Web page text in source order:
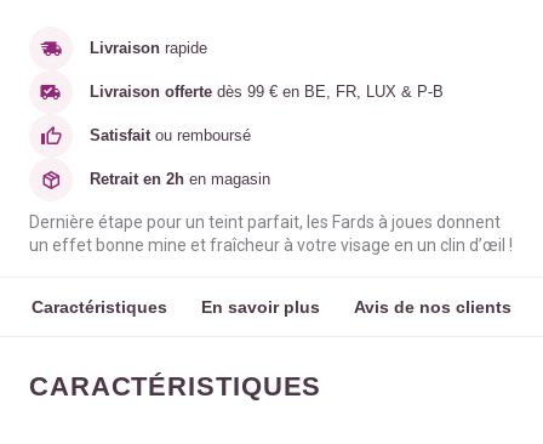
Livraison rapide
Livraison offerte dès 99 € en BE, FR, LUX & P-B
Satisfait ou remboursé
Retrait en 2h en magasin
Dernière étape pour un teint parfait, les Fards à joues donnent
un effet bonne mine et fraîcheur à votre visage en un clin d’œil !
Caractéristiques En savoir plus Avis de nos clients
CARACTÉRISTIQUES